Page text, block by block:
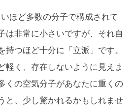
ほど多数の分子で構成されて
は非常に小さいですが、それ自
持つほど十分に「立派」です。
軽く、存在しないように見えま
くの空気分子があなたに重くの
と、少し驚かれるかもしれませ